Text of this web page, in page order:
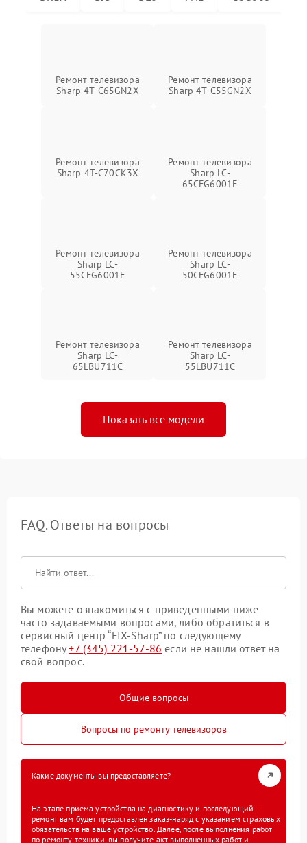
Ремонт телевизора
Sharp 4T-C65GN2X
Ремонт телевизора
Sharp 4T-C55GN2X
Ремонт телевизора
Sharp 4T-C70CK3X
Ремонт телевизора
Sharp LC-
65CFG6001E
Ремонт телевизора
Sharp LC-
55CFG6001E
Ремонт телевизора
Sharp LC-
50CFG6001E
Ремонт телевизора
Sharp LC-
65LBU711C
Ремонт телевизора
Sharp LC-
55LBU711C
Показать все модели
FAQ. Ответы на вопросы
Вы можете ознакомиться с приведенными ниже
часто задаваемыми вопросами, либо обратиться в
сервисный центр “FIX-Sharp” по следующему
телефону+7 (345) 221-57-86 если не нашли ответ на
свой вопрос.
Общие вопросы
Вопросы по ремонту телевизоров
Какие документы вы предоставляете?
На этапе приема устройства на диагностику и последующий
ремонт вам будет предоставлен заказ-наряд с указанием страховых
обязательств на ваше устройство. Далее, после выполнения работ
по ремонту техники, вы получите акт выполненных работ и